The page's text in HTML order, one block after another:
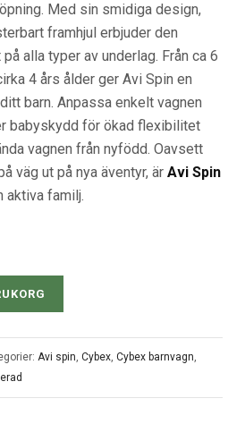
Med sin smidiga design,
framhjul erbjuder den
alla typer av underlag. Från ca 6
4 års ålder ger Avi Spin en
barn. Anpassa enkelt vagnen
babyskydd för ökad flexibilitet
vagnen från nyfödd. Oavsett
väg ut på nya äventyr, är Avi Spin
aktiva familj.
Avi spin, Cybex, Cybex barnvagn,